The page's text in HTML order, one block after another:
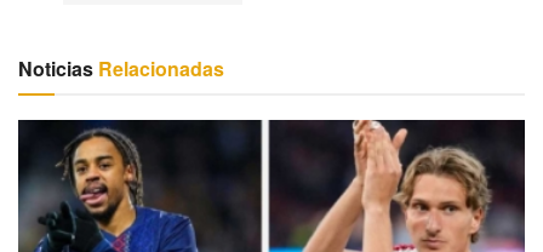
Noticias Relacionadas